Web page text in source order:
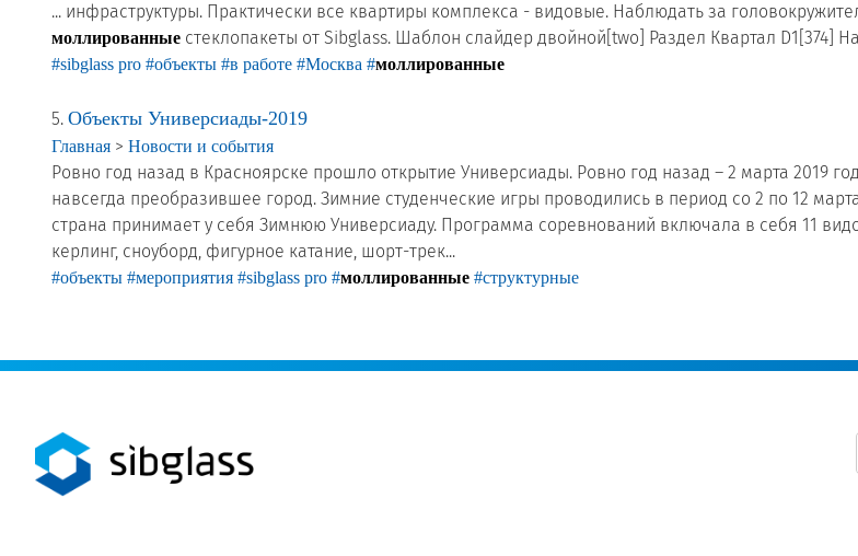
... инфраструктуры. Практически все квартиры комплекса - видовые. Наблюдать за
моллированные стеклопакеты от Sibglass. Шаблон слайдер двойной[two] Раздел Квартал D1[374]
#sibglass pro #объекты #в работе #Москва #моллированные
5. Объекты Универсиады-2019
Главная > Новости и события
Ровно год назад в Красноярске прошло открытие Универсиады. Ровно год назад – 2 марта 2019
навсегда преобразившее город. Зимние студенческие игры проводились в период со 2 по 12
страна принимает у себя Зимнюю Универсиаду. Программа соревнований включала в себя 11
керлинг, сноуборд, фигурное катание, шорт-трек...
#объекты #мероприятия #sibglass pro #моллированные #структурные